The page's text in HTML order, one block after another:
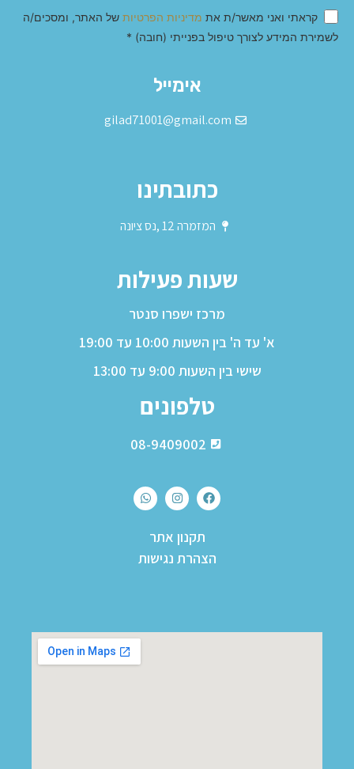
קראתי ואני מאשר/ת את מדיניות הפרטיות של האתר, ומסכים/ה
לשמירת המידע לצורך טיפול בפנייתי (חובה) *
אימייל
gilad71001@gmail.com
כתובתינו
המזמרה 12 ,נס ציונה
שעות פעילות
מרכז ישפרו סנטר
א' עד ה' בין השעות 10:00 עד 19:00
שישי בין השעות 9:00 עד 13:00
טלפונים
08-9409002
תקנון אתר
הצהרת נגישות